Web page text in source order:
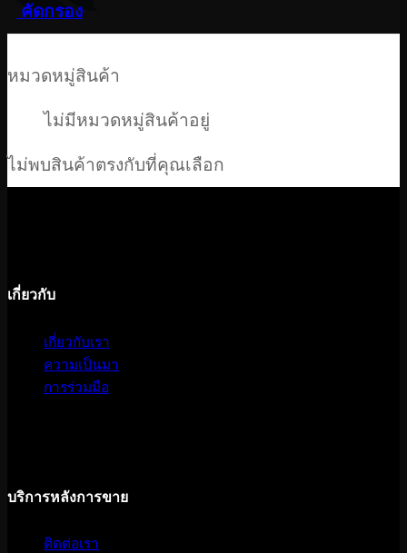
คัดกรอง
หมวดหมู่สินค้า
ไม่มีหมวดหมู่สินค้าอยู่
ไม่พบสินค้าตรงกับที่คุณเลือก
เกี่ยวกับ
เกี่ยวกับเรา
ความเป็นมา
การร่วมมือ
บริการหลังการขาย
ติดต่อเรา